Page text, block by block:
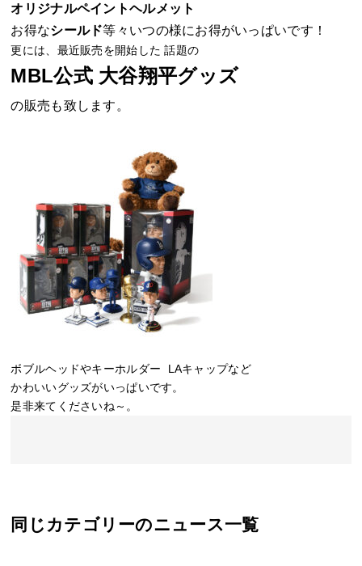
オリジナルペイントヘルメット
お得なシールド等々いつの様にお得がいっぱいです！
更には、最近販売を開始した 話題の
MBL公式 大谷翔平グッズ
の販売も致します。
ボブルヘッドやキーホルダー LAキャップなど
かわいいグッズがいっぱいです。
是非来てくださいね～。
同じカテゴリーのニュース一覧